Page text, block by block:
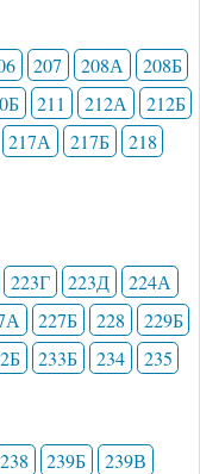
207 208А
208Б
211 212А
212Б
217А 217Б
218
223Г 223Д
224А
227Б 228
229Б
233Б 234 235
238 239Б
239В